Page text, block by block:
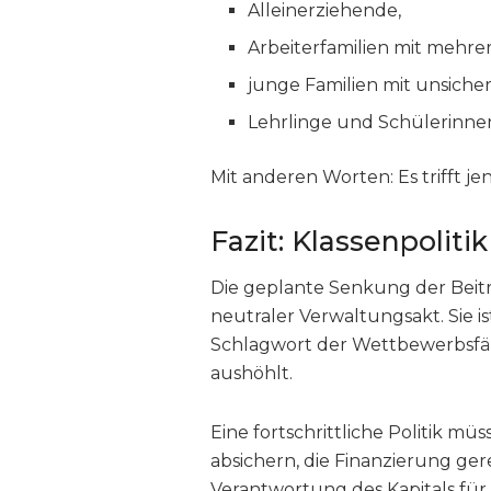
Alleinerziehende,
Arbeiterfamilien mit
junge Familien mit
Lehrlinge und
Mit anderen Worten: Es trifft
Fazit:
Die geplante Senkung der
neutraler Verwaltungsakt. Sie
Schlagwort der
aushöhlt.
Eine fortschrittliche Politik
absichern, die Finanzierung